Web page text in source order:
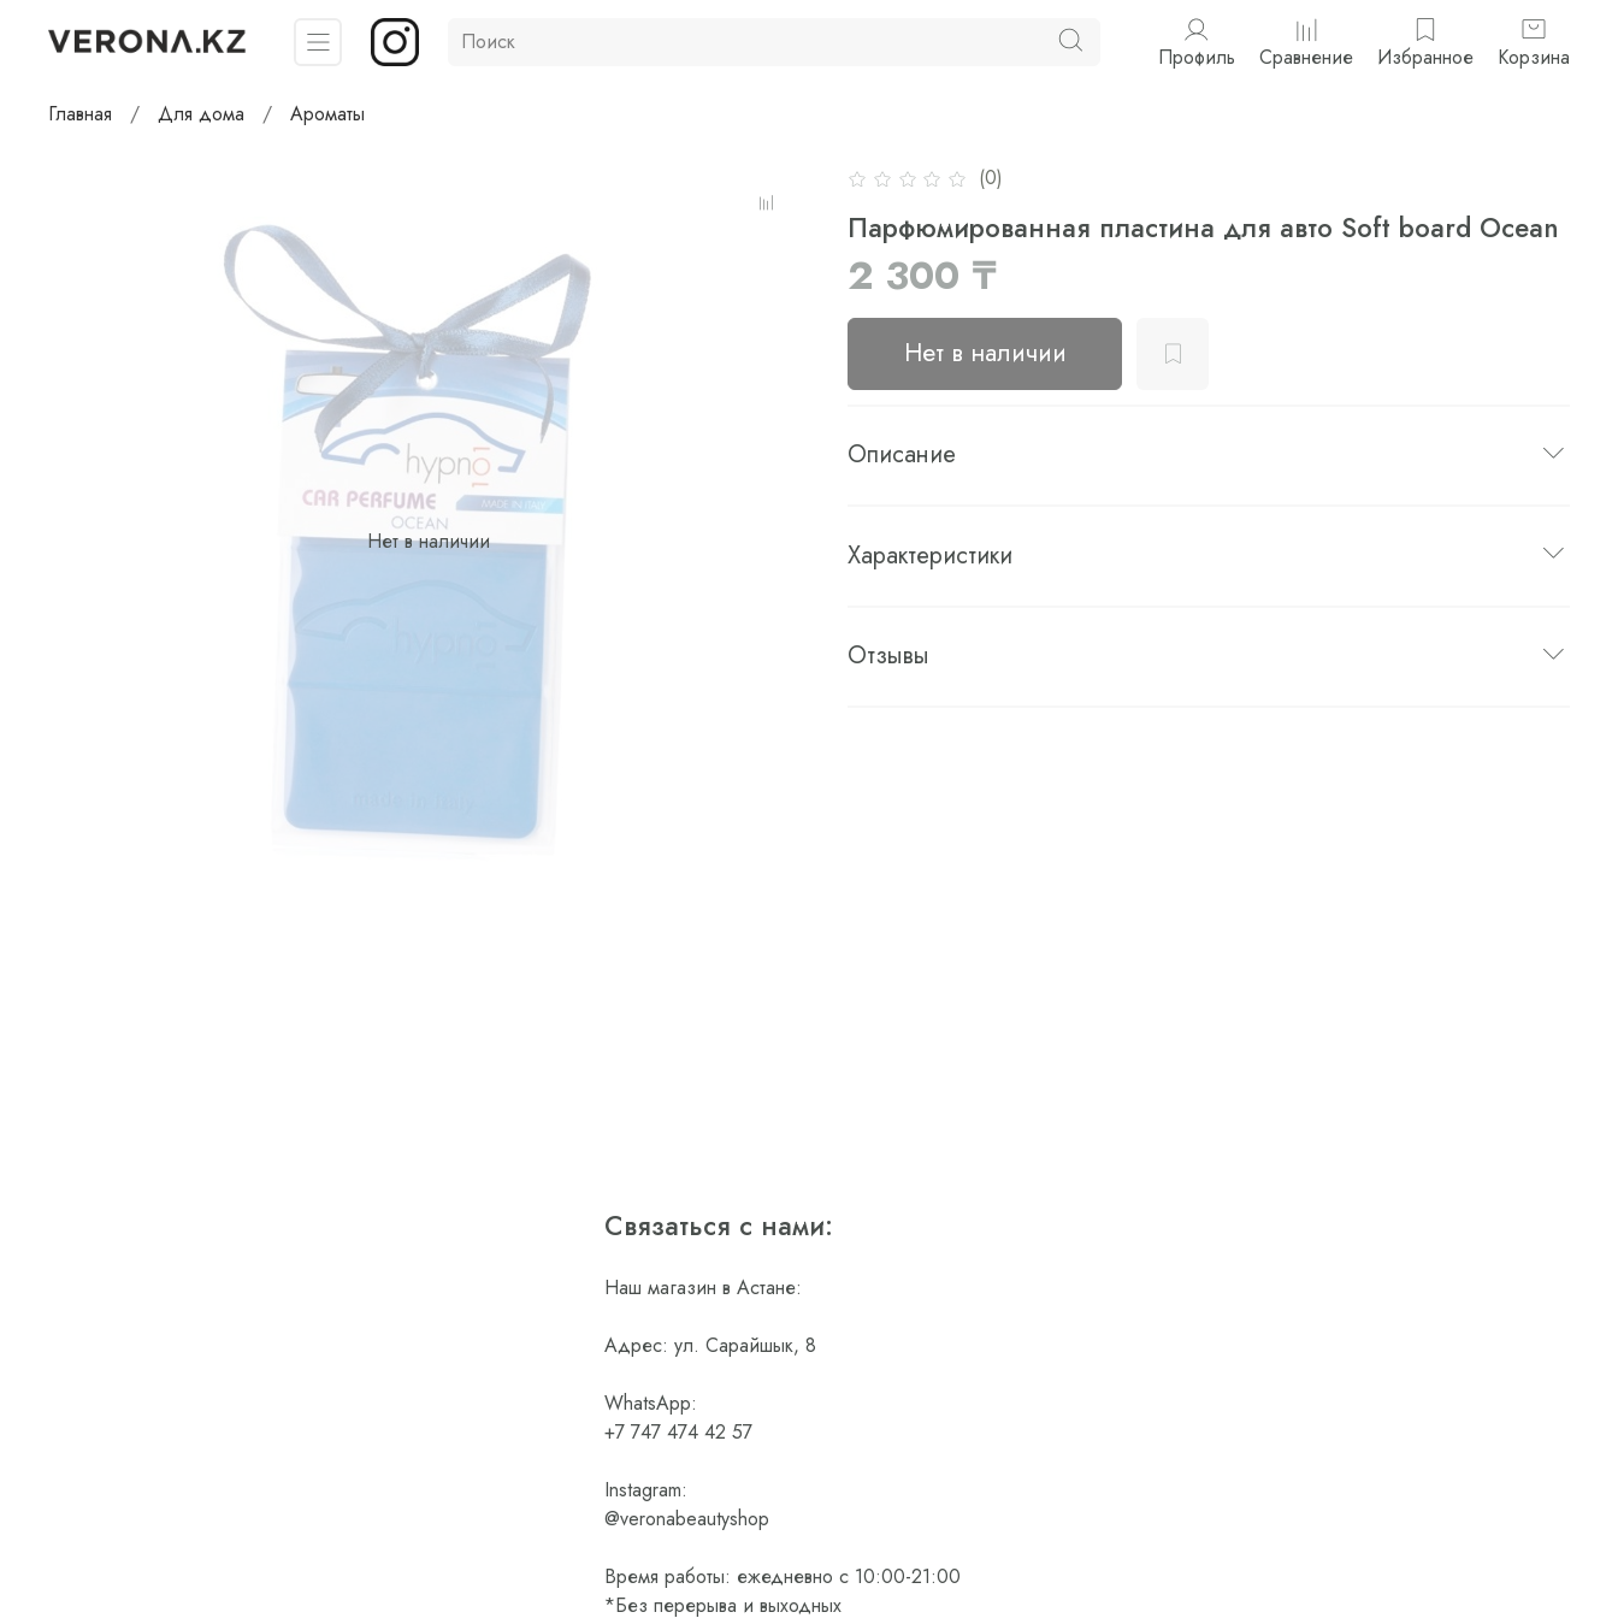
Профиль Сравнение Избранное Корзина
Главная Для дома Ароматы
Нет в наличии
(0)
Парфюмированная пластина для авто Soft board Ocean
2 300 ₸
Нет в наличии
Описание
Характеристики
Отзывы
Связаться с нами:
Наш магазин в Астане:
Адрес: ул. Сарайшык, 8
WhatsApp:
+7 747 474 42 57
Instagram:
@veronabeautyshop
Время работы: ежедневно с 10:00-21:00
*Без перерыва и выходных